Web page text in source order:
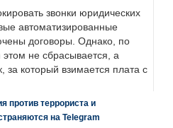
звонки юридических
автоматизированные
договоры. Однако, по
этом не сбрасывается, а
за который взимается плата с
против террориста и
на Telegram